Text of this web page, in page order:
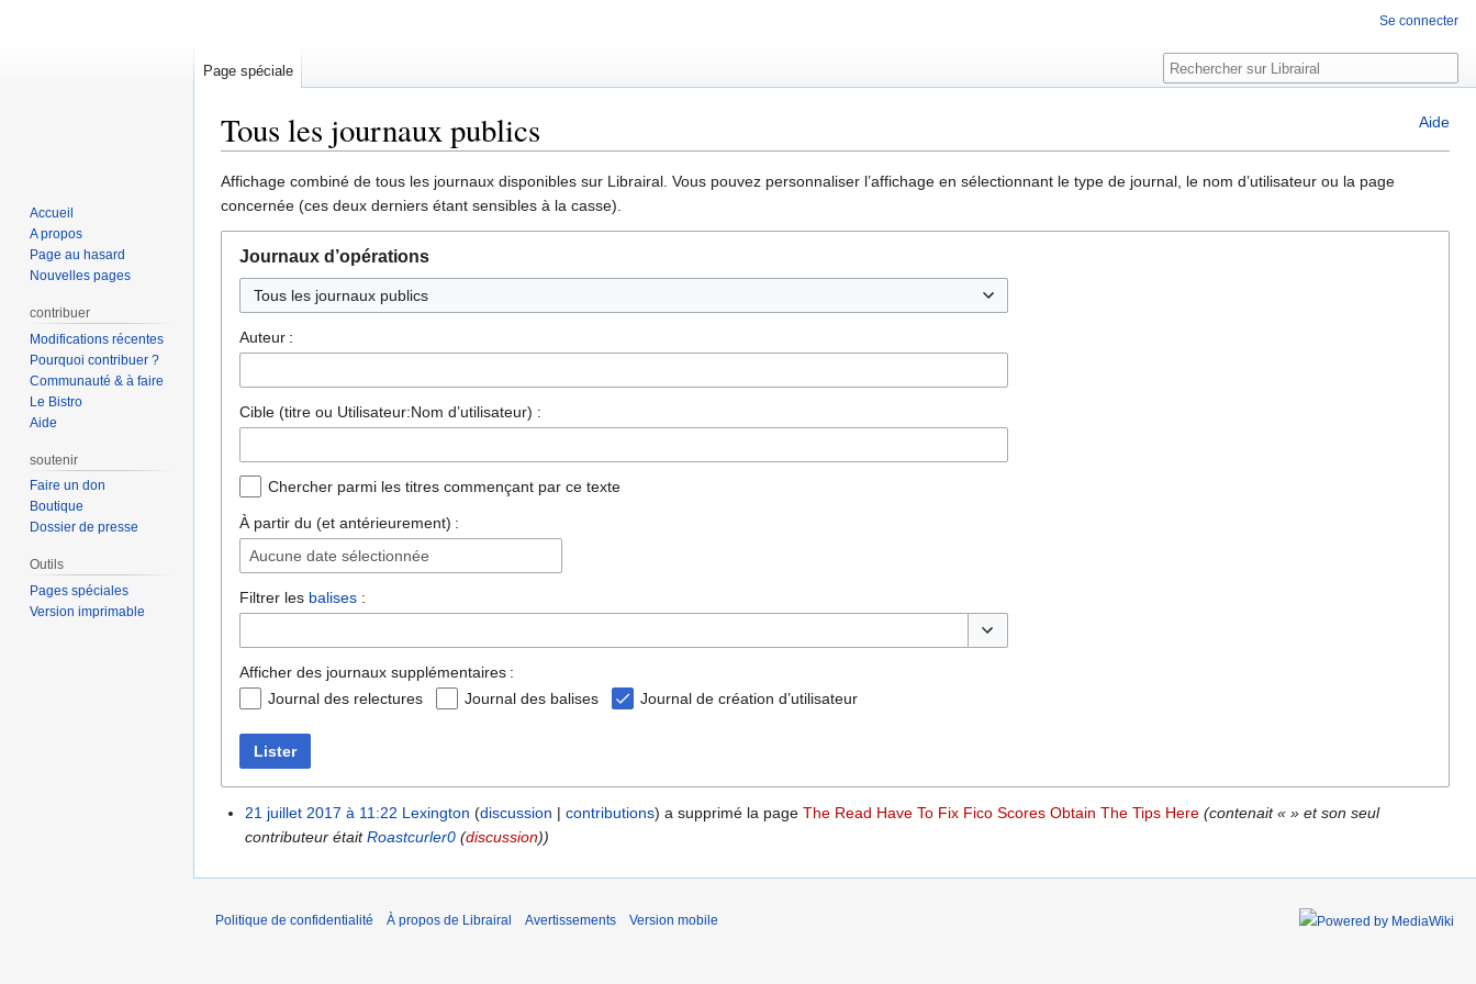
Aide
Tous les journaux publics
Aller
à
la
navigation
Aller
à
la
recherche
Affichage combiné de tous les journaux disponibles sur Librairal. Vous pouvez personnaliser l’affichage en sélectionnant le type de journal, le nom d’utilisateur ou la page
concernée (ces deux derniers étant sensibles à la casse).
Journaux d’opérations
Tous les journaux publics
Auteur :
Cible (titre ou Utilisateur:Nom d’utilisateur) :
Chercher parmi les titres commençant par ce texte
À partir du (et antérieurement) :
Aucune date sélectionnée
Filtrer les balises :
Afficher des journaux supplémentaires :
Journal des relectures
Journal des balises Journal de création d’utilisateur
Lister
21 juillet 2017 à 11:22 Lexington discussion contributions a supprimé la pageThe Read Have To Fix Fico Scores Obtain The Tips Here (contenait « » et son seul
contributeur étaitRoastcurler0 (discussion))
Se connecter
Page spéciale Rechercher
Accueil
A propos
Page au hasard
Nouvelles pages
contribuer
Modifications récentes
Pourquoi contribuer ?
Communauté & à faire
Le Bistro
Aide
soutenir
Faire un don
Boutique
Dossier de presse
Outils
Pages spéciales
Version imprimable
Politique de confidentialité À propos de Librairal Avertissements Version mobile